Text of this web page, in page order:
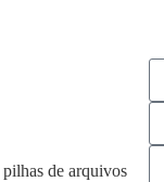
pilhas de arquivos